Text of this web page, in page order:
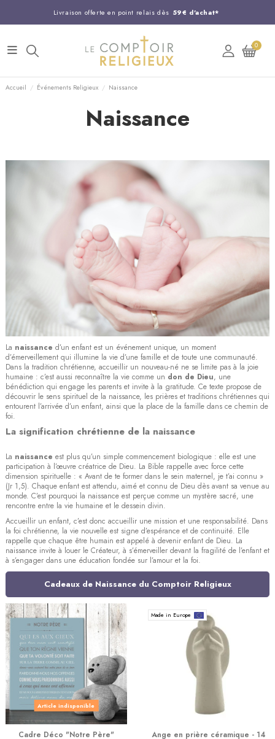
Livraison offerte en point relais dès 59€ d'achat*
Entreprise Française familiale
Support client disponible au 03 20 24 74 15
Commandez avant 14H, expédition le jour même !
0
Accueil Événements Religieux Naissance
Naissance
La naissance d’un enfant est un événement unique, un moment
d’émerveillement qui illumine la vie d’une famille et de toute une communauté.
Dans la tradition chrétienne, accueillir un nouveau-né ne se limite pas à la joie
humaine : c’est aussi reconnaître la vie comme un don de Dieu, une
bénédiction qui engage les parents et invite à la gratitude. Ce texte propose de
découvrir le sens spirituel de la naissance, les prières et traditions chrétiennes qui
entourent l’arrivée d’un enfant, ainsi que la place de la famille dans ce chemin de
foi.
La signification chrétienne de la naissance
La naissance est plus qu’un simple commencement biologique : elle est une
participation à l’œuvre créatrice de Dieu. La Bible rappelle avec force cette
dimension spirituelle : « Avant de te former dans le sein maternel, je t’ai connu »
(Jr 1,5). Chaque enfant est attendu, aimé et connu de Dieu dès avant sa venue au
monde. C’est pourquoi la naissance est perçue comme un mystère sacré, une
rencontre entre la vie humaine et le dessein divin.
Accueillir un enfant, c’est donc accueillir une mission et une responsabilité. Dans
la foi chrétienne, la vie nouvelle est signe d’espérance et de continuité. Elle
rappelle que chaque être humain est appelé à devenir enfant de Dieu. La
naissance invite à louer le Créateur, à s’émerveiller devant la fragilité de l’enfant et
à s’engager dans une éducation fondée sur l’amour et la foi.
Cadeaux de Naissance du Comptoir Religieux
Article indisponible
Cadre Déco "Notre Père"
Made in Europe
Ange en prière céramique - 14